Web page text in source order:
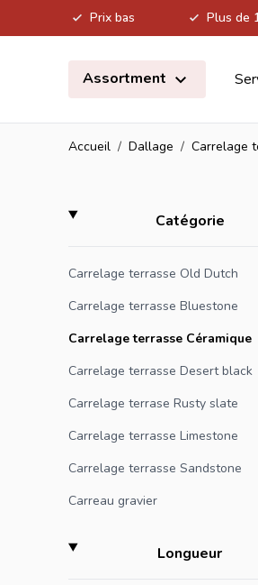
Prix bas Plus de
Assortment
Accueil / Dallage / Carrelage
Skip to product list
Catégoriefilter
Carrelage terrasse Old Dutch
Carrelage terrasse Bluestone
Carrelage terrasse Céramique
Carrelage terrasse Desert black
Carrelage terrase Rusty slate
Carrelage terrasse Limestone
Carrelage terrasse Sandstone
Carreau gravier
Longueurfilter